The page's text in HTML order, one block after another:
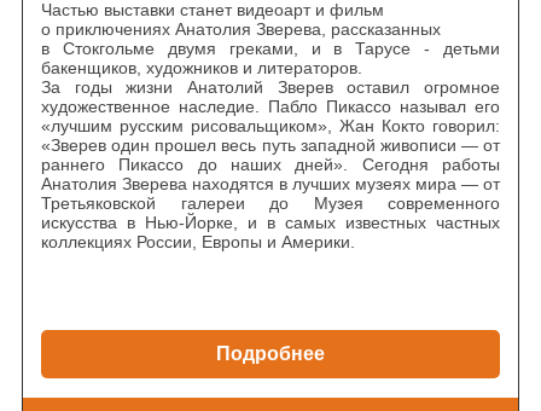
Частью выставки станет видеоарт и фильм
о приключениях Анатолия Зверева, рассказанных
в Стокгольме двумя греками, и в Тарусе - детьми
бакенщиков, художников и литераторов.
За годы жизни Анатолий Зверев оставил огромное
художественное наследие. Пабло Пикассо называл его
«лучшим русским рисовальщиком», Жан Кокто говорил:
«Зверев один прошел весь путь западной живописи — от
раннего Пикассо до наших дней». Сегодня работы
Анатолия Зверева находятся в лучших музеях мира — от
Третьяковской галереи до Музея современного
искусства в Нью-Йорке, и в самых известных частных
коллекциях России, Европы и Америки.
Подробнее